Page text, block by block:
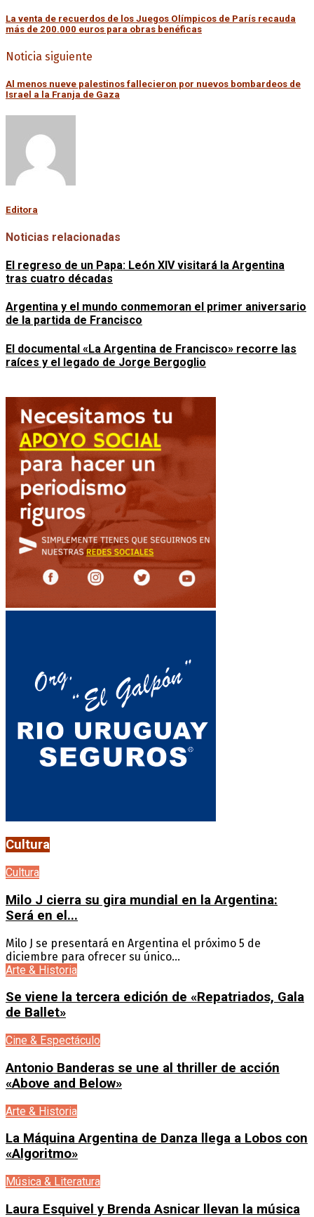
La venta de recuerdos de los Juegos Olímpicos de París recauda
más de 200.000 euros para obras benéficas
Noticia siguiente
Al menos nueve palestinos fallecieron por nuevos bombardeos de
Israel a la Franja de Gaza
Editora
Noticias relacionadas
El regreso de un Papa: León XIV visitará la Argentina
tras cuatro décadas
Argentina y el mundo conmemoran el primer aniversario
de la partida de Francisco
El documental «La Argentina de Francisco» recorre las
raíces y el legado de Jorge Bergoglio
Cultura
Cultura
Milo J cierra su gira mundial en la Argentina:
Será en el...
Milo J se presentará en Argentina el próximo 5 de
diciembre para ofrecer su único...
Arte & Historia
Se viene la tercera edición de «Repatriados, Gala
de Ballet»
Cine & Espectáculo
Antonio Banderas se une al thriller de acción
«Above and Below»
Arte & Historia
La Máquina Argentina de Danza llega a Lobos con
«Algoritmo»
Música & Literatura
Laura Esquivel y Brenda Asnicar llevan la música